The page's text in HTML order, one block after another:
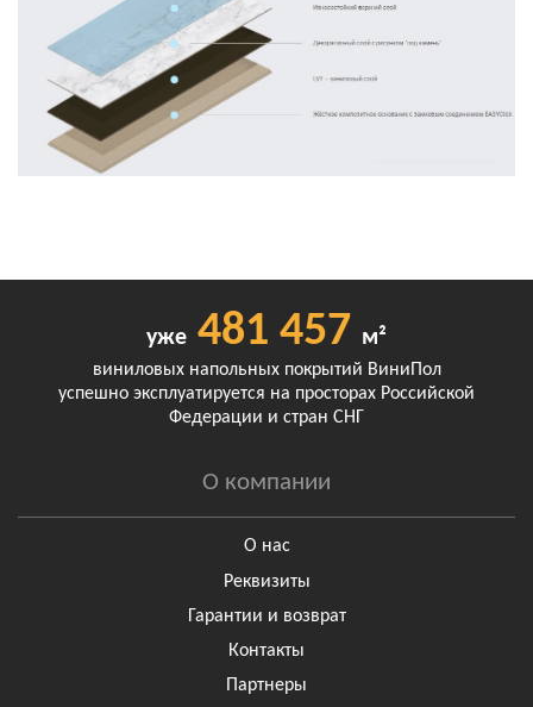
уже 481 457 м²
виниловых напольных покрытий ВиниПол
успешно эксплуатируется на просторах Российской
Федерации и стран СНГ
О компании
О нас
Реквизиты
Гарантии и возврат
Контакты
Партнеры